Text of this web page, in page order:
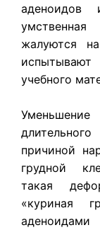
аденоидов
жалуются
учебного
причиной
грудной
такая
«куриная